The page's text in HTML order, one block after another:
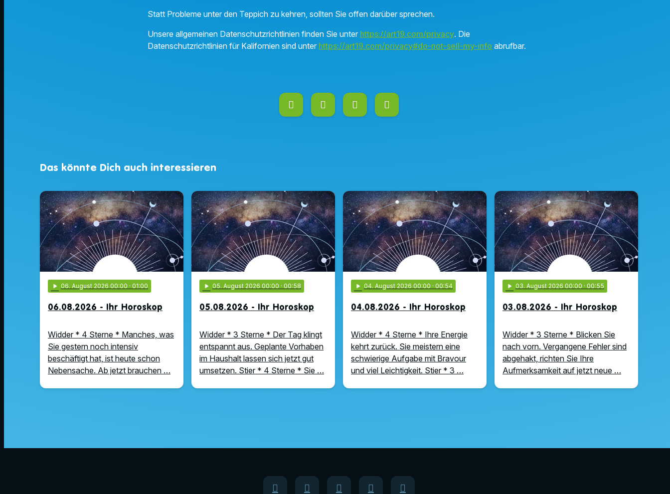
Statt Probleme unter den Teppich zu kehren, sollten Sie offen darüber sprechen.
Unsere allgemeinen Datenschutzrichtlinien finden Sie unter https://art19.com/privacy. Die
Datenschutzrichtlinien für Kalifornien sind unter https://art19.com/privacy#do-not-sell-my-info abrufbar.
Das könnte Dich auch interessieren
play_arrow 06. August 2026 00:00 · 01:00
06.08.2026 - Ihr Horoskop
Widder * 4 Sterne * Manches, was
Sie gestern noch intensiv
beschäftigt hat, ist heute schon
Nebensache. Ab jetzt brauchen …
play_arrow 05. August 2026 00:00 · 00:58
05.08.2026 - Ihr Horoskop
Widder * 3 Sterne * Der Tag klingt
entspannt aus. Geplante Vorhaben
im Haushalt lassen sich jetzt gut
umsetzen. Stier * 4 Sterne * Sie …
play_arrow 04. August 2026 00:00 · 00:54
04.08.2026 - Ihr Horoskop
Widder * 4 Sterne * Ihre Energie
kehrt zurück. Sie meistern eine
schwierige Aufgabe mit Bravour
und viel Leichtigkeit. Stier * 3 …
play_arrow 03. August 2026 00:00 · 00:55
03.08.2026 - Ihr Horoskop
Widder * 3 Sterne * Blicken Sie
nach vorn. Vergangene Fehler sind
abgehakt, richten Sie Ihre
Aufmerksamkeit auf jetzt neue …